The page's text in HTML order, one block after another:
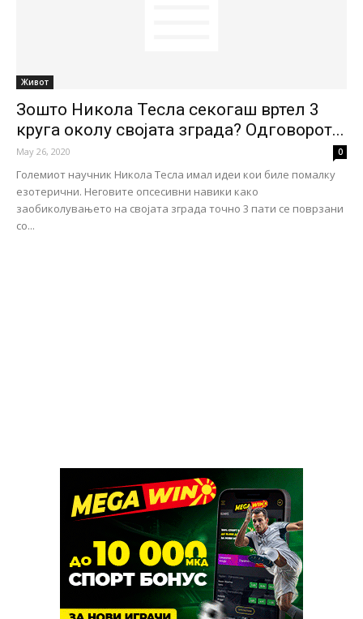
Живот
Зошто Никола Тесла секогаш вртел 3
круга околу својата зграда? Одговорот...
May 26, 2020 0
Големиот научник Никола Тесла имал идеи кои биле помалку
езотерични. Неговите опсесивни навики како
заобиколувањето на својата зграда точно 3 пати се поврзани
со...